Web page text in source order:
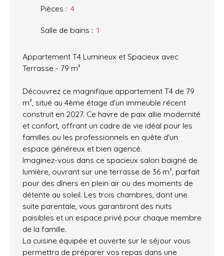
Pièces : 4
Salle de bains : 1
Appartement T4 Lumineux et Spacieux avec
Terrasse - 79 m²
Découvrez ce magnifique appartement T4 de 79
m², situé au 4ème étage d'un immeuble récent
construit en 2027. Ce havre de paix allie modernité
et confort, offrant un cadre de vie idéal pour les
familles ou les professionnels en quête d'un
espace généreux et bien agencé.
Imaginez-vous dans ce spacieux salon baigné de
lumière, ouvrant sur une terrasse de 36 m², parfait
pour des dîners en plein air ou des moments de
détente au soleil. Les trois chambres, dont une
suite parentale, vous garantiront des nuits
paisibles et un espace privé pour chaque membre
de la famille.
La cuisine équipée et ouverte sur le séjour vous
permettra de préparer vos repas dans une